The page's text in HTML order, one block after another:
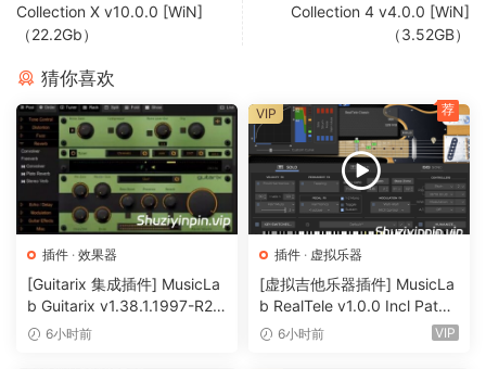
Collection X v10.0.0 [WiN]
（22.2Gb）
Collection 4 v4.0.0 [WiN]
（3.52GB）
猜你喜欢
插件 · 效果器
[Guitarix 集成插件] MusicLa
b Guitarix v1.38.1.1997-R2R
[WiN]（7.5MB）
6小时前
插件 · 虚拟乐器
[虚拟吉他乐器插件] MusicLa
b RealTele v1.0.0 Incl Patch
ed and Keygen-R2R [WiN]
6小时前 VIP
VIP 荐